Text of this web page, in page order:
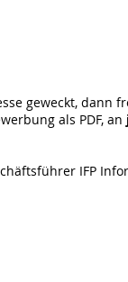
geweckt, dann
als PDF, an
IFP